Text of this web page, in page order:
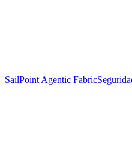
SailPoint Agentic Fabric